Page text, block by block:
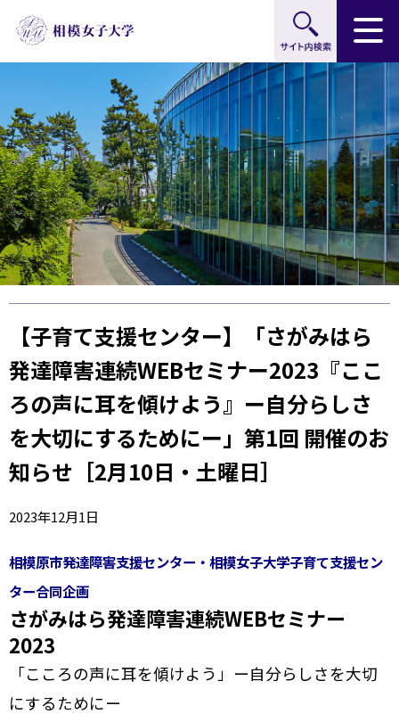
ー
バ
ル
ナ
ビ
ゲ
ー
シ
ョ
ン
へ
カ
ル
ナ
ビ
ゲ
ー
シ
ョ
ン
へ
タ
ー
へ
【子育て支援センター】「さがみはら
発達障害連続WEBセミナー2023『ここ
ろの声に耳を傾けよう』ー自分らしさ
を大切にするためにー」第1回 開催のお
知らせ［2月10日・土曜日］
2023年12月1日
相模原市発達障害支援センター・相模女子大学子育て支援セン
ター合同企画
さがみはら発達障害連続WEBセミナー
2023
「こころの声に耳を傾けよう」ー自分らしさを大切
にするためにー